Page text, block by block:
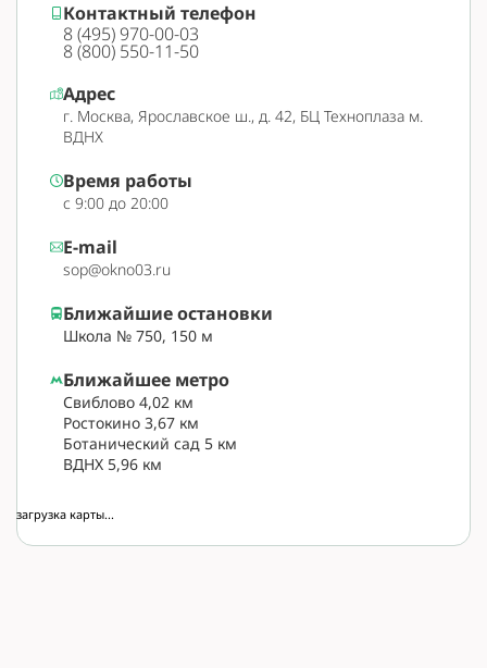
Контактный телефон
8 (495) 970-00-03
8 (800) 550-11-50
Адрес
г. Москва, Ярославское ш., д. 42, БЦ Техноплаза м.
ВДНХ
Время работы
с 9:00 до 20:00
E-mail
sop@okno03.ru
Ближайшее метро
Свиблово 4,02 км
Ростокино 3,67 км
Ботанический сад 5 км
ВДНХ 5,96 км
Ближайшие остановки
Школа № 750, 150 м
загрузка карты...